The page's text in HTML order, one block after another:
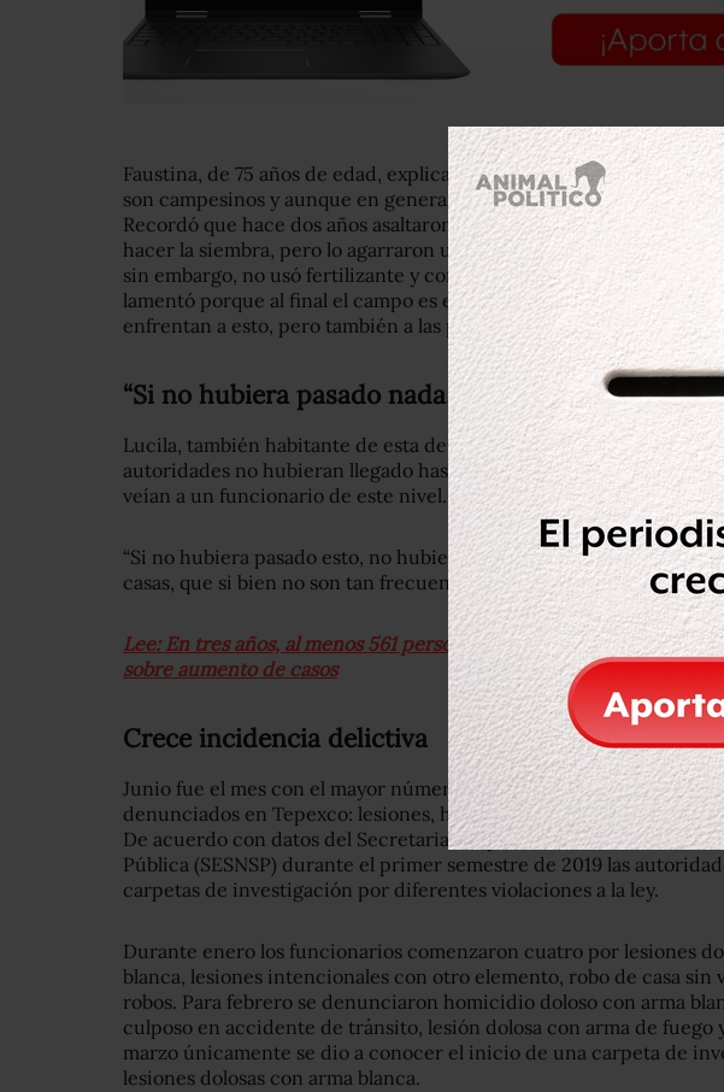
Faustina, de 75 años de edad, explica que la mayoría de los
son campesinos y aunque en general no tienen recursos,
Recordó que hace dos años asaltaron a uno de sus familiares.
hacer la siembra, pero lo agarraron unos ladrones y se lo quitaron.
sin embargo, no usó fertilizante y con ello la producción fue
lamentó porque al final el campo es el sustento de las familias.
enfrentan a esto, pero también a las plagas y no tiene respaldo de
“Si no hubiera pasado nada, no hubieran venido”
Lucila, también habitante de esta demarcación, opinó que sin el
autoridades no hubieran llegado hasta el municipio. Desde hace
veían a un funcionario de este nivel.
“Si no hubiera pasado esto, no hubiera venido”, la gente enfrenta los
casas, que si bien no son tan frecuentes, sí los afectan, enfatizó.
Lee: En tres años, al menos 561 personas fueron linchadas en
sobre aumento de casos
Crece incidencia delictiva
Junio fue el mes con el mayor número de carpetas de
denunciados en Tepexco: lesiones, homicidios, amenazas, robo y
De acuerdo con datos del Secretariado Ejecutivo del Sistema
Pública (SESNSP) durante el primer semestre de 2019 las
carpetas de investigación por diferentes violaciones a la ley.
Durante enero los funcionarios comenzaron cuatro por lesiones
blanca, lesiones intencionales con otro elemento, robo de casa sin
robos. Para febrero se denunciaron homicidio doloso con arma
culposo en accidente de tránsito, lesión dolosa con arma de fuego y
marzo únicamente se dio a conocer el inicio de una carpeta de
lesiones dolosas con arma blanca.